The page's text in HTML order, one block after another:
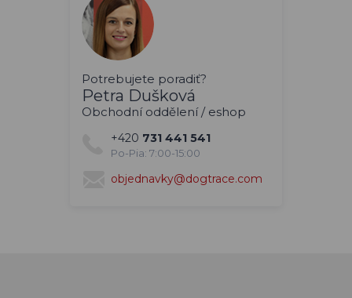
Potrebujete poradiť?
Petra Dušková
Obchodní oddělení / eshop
+420 731 441 541
Po-Pia: 7:00-15:00
objednavky@dogtrace.com